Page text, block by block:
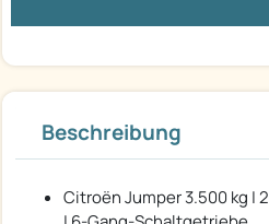
Beschreibung
Citroën Jumper 3.500 kg |